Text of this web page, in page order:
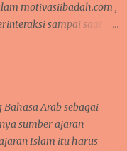
motivasiibadah.com ,
sampai saat
keburukan. Pada
mengontrol mindset
faktor kebiasaan
semangat dalam
Bahasa Arab sebagai
sumber ajaran
Islam itu harus